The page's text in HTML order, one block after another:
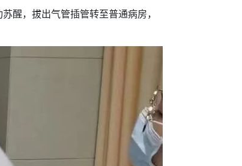
醒，拔出气管插管转至普通病房，